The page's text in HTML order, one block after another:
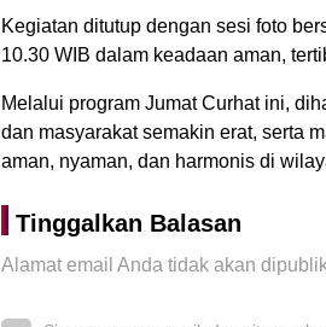
Kegiatan ditutup dengan sesi foto
10.30 WIB dalam keadaan aman,
Melalui program Jumat Curhat ini,
dan masyarakat semakin erat, serta
aman, nyaman, dan harmonis di
Tinggalkan Balasan
Alamat email Anda tidak akan